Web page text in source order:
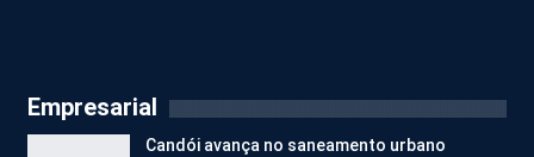
Empresarial
Candói avança no saneamento urbano